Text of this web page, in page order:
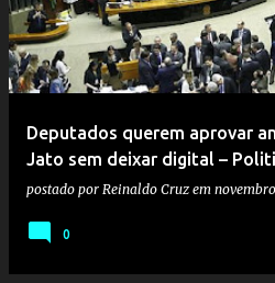
Deputados querem aprovar
Jato sem deixar digital –
postado por Reinaldo Cruz em
0